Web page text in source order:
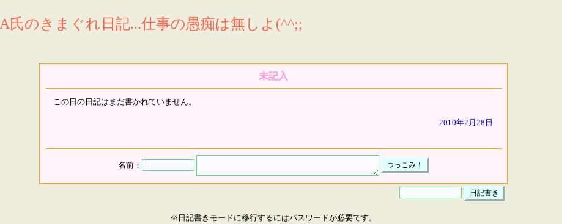
A氏のきまぐれ日記...仕事の愚痴は無しよ(^^;;
未記入
この日の日記はまだ書かれていません。
2010年2月28日
名前：
※日記書きモードに移行するにはパスワードが必要です。